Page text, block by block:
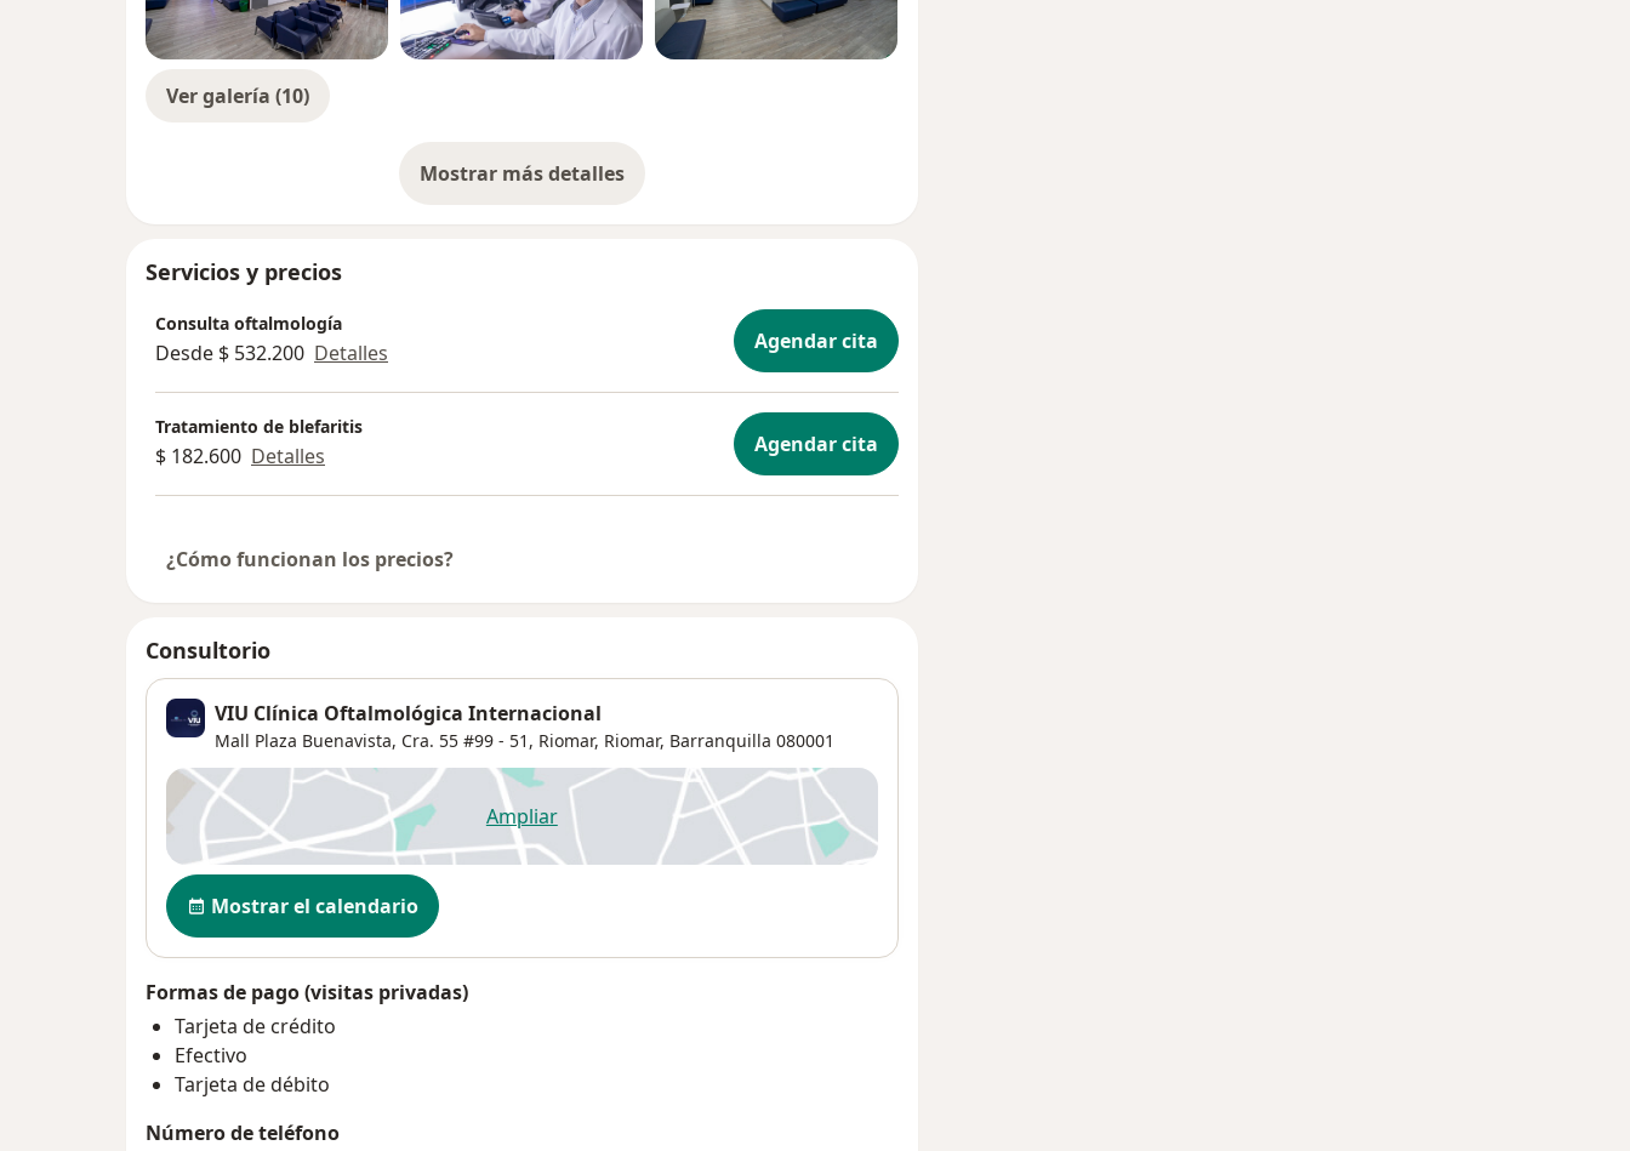
Ver galería (10)
Mostrar más detalles
sobre la experiencia
Servicios y precios
Consulta oftalmología
Desde $ 532.200 Detalles Agendar cita
Tratamiento de blefaritis
$ 182.600 Detalles Agendar cita
¿Cómo funcionan los precios?
Consultorio
VIU Clínica Oftalmológica Internacional
Mall Plaza Buenavista, Cra. 55 #99 - 51, Riomar, Riomar, Barranquilla 080001
Ampliarse abre en una nueva pestaña
Disponibilidad
Mostrar el calendario
Formas de pago (visitas privadas)
Tarjeta de crédito
Efectivo
Tarjeta de débito
Número de teléfono